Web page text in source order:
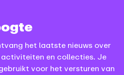
het laatste nieuws over
en collecties. Je
voor het versturen van